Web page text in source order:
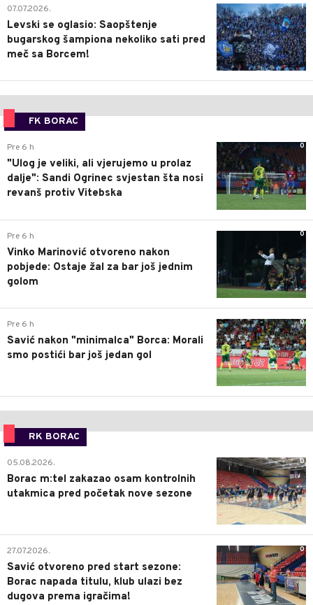
1
07.07.2026.
Levski se oglasio: Saopštenje
bugarskog šampiona nekoliko sati pred
meč sa Borcem!
FK BORAC
0
Pre 6 h
"Ulog je veliki, ali vjerujemo u prolaz
dalje": Sandi Ogrinec svjestan šta nosi
revanš protiv Vitebska
0
Pre 6 h
Vinko Marinović otvoreno nakon
pobjede: Ostaje žal za bar još jednim
golom
0
Pre 6 h
Savić nakon "minimalca" Borca: Morali
smo postići bar još jedan gol
RK BORAC
0
05.08.2026.
Borac m:tel zakazao osam kontrolnih
utakmica pred početak nove sezone
0
27.07.2026.
Savić otvoreno pred start sezone:
Borac napada titulu, klub ulazi bez
dugova prema igračima!